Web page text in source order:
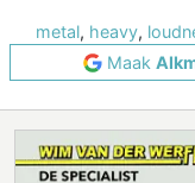
metal, heavy,
Maak